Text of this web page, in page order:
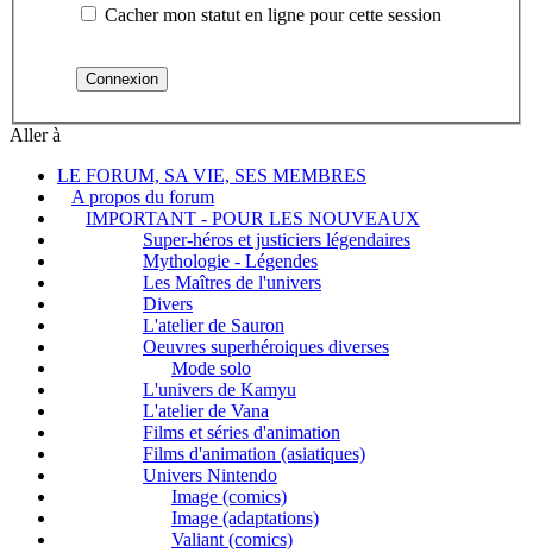
Cacher mon statut en ligne pour cette session
Aller à
LE FORUM, SA VIE, SES MEMBRES
A propos du forum
IMPORTANT - POUR LES NOUVEAUX
Super-héros et justiciers légendaires
Mythologie - Légendes
Les Maîtres de l'univers
Divers
L'atelier de Sauron
Oeuvres superhéroiques diverses
Mode solo
L'univers de Kamyu
L'atelier de Vana
Films et séries d'animation
Films d'animation (asiatiques)
Univers Nintendo
Image (comics)
Image (adaptations)
Valiant (comics)